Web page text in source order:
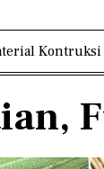
Kontruksi